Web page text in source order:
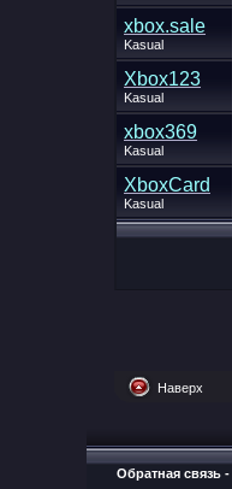
xbox.sale
Kasual
Xbox123
Kasual
xbox369
Kasual
XboxCard
Kasual
Наверх
Обратная связь -